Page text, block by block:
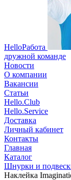
HelloРабота
дружной команде
Новости
О компании
Вакансии
Статьи
Hello.Club
Hello.Service
Доставка
Личный кабинет
Контакты
Главная
Каталог
Шнурки и
Наклейка